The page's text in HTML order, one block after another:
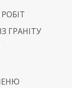
ГРАНІТУ